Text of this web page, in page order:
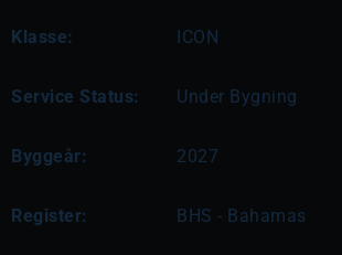
Klasse: ICON
Service Status: Under Bygning
Byggeår: 2027
Register: BHS - Bahamas